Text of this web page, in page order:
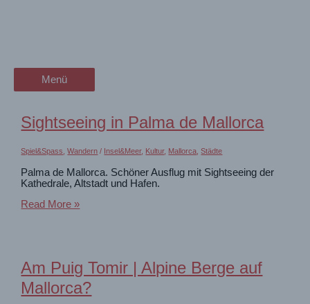
Menü
Menü
Sightseeing in Palma de Mallorca
Spiel&Spass ,Wandern / Insel&Meer, Kultur, Mallorca ,Städte
Palma de Mallorca. Schöner Ausflug mit Sightseeing der
Kathedrale, Altstadt und Hafen.
Sightseeing
Read More »
Am Puig Tomir | Alpine Berge auf
Mallorca?